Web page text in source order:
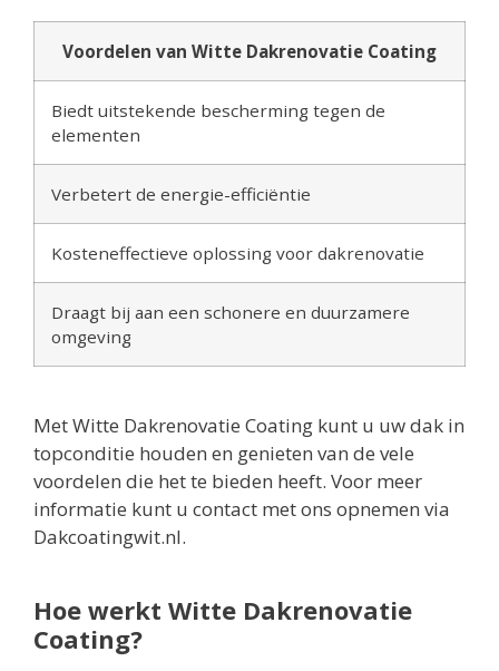
Voordelen van Witte Dakrenovatie Coating
Biedt uitstekende bescherming tegen de
elementen
Verbetert de energie-efficiëntie
Kosteneffectieve oplossing voor dakrenovatie
Draagt bij aan een schonere en duurzamere
omgeving
Met Witte Dakrenovatie Coating kunt u uw dak in
topconditie houden en genieten van de vele
voordelen die het te bieden heeft. Voor meer
informatie kunt u contact met ons opnemen via
Dakcoatingwit.nl.
Hoe werkt Witte Dakrenovatie
Coating?